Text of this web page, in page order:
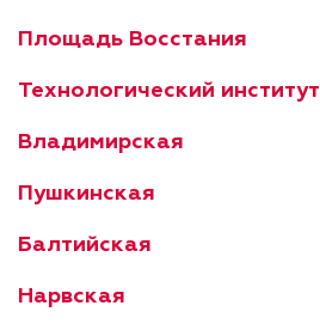
Площадь Восстания
Технологический институт
Владимирская
Пушкинская
Балтийская
Нарвская